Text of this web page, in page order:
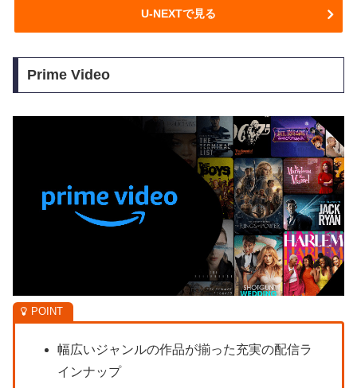
U-NEXTで見る
Prime Video
幅広いジャンルの作品が揃った充実の配信ラ
インナップ